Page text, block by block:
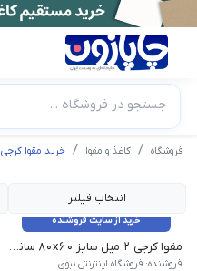
جستجو در فروشگاه ...
فروشگاه کاغذ و مقوا خرید مقوا کرجی
انتخاب فیلتر
خرید از سایت فروشنده
مقوا کرجی 2 میل سایز 80x60 سانت بسته 5 برگی
فروشنده: فروشگاه اینترنتی نبوی